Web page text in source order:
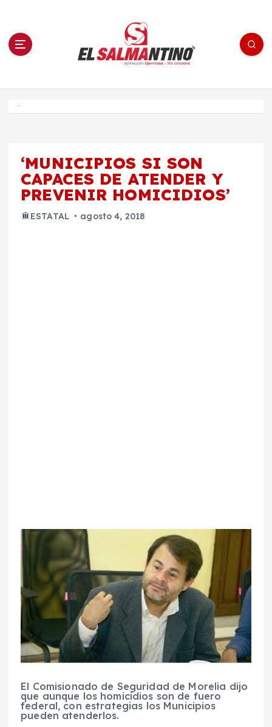
n El Salmantino - medios/noticias/editorial
‘MUNICIPIOS SI SON
CAPACES DE ATENDER Y
PREVENIR HOMICIDIOS’
ESTATAL agosto 4, 2018
El Comisionado de Seguridad de Morelia dijo
que aunque los homicidios son de fuero
federal, con estrategias los Municipios
pueden atenderlos.